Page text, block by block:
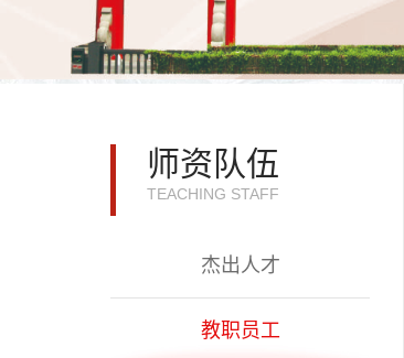
师资队伍
TEACHING STAFF
杰出人才
教职员工